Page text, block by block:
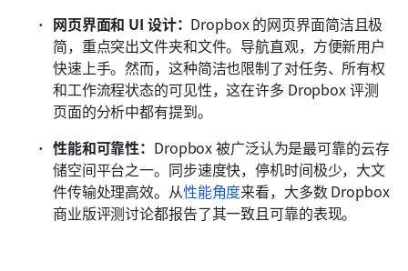
网页界面和 UI 设计： Dropbox 的网页界面简洁且极
简，重点突出文件夹和文件。导航直观，方便新用户
快速上手。然而，这种简洁也限制了对任务、所有权
和工作流程状态的可见性，这在许多 Dropbox 评测
页面的分析中都有提到。
性能和可靠性： Dropbox 被广泛认为是最可靠的云存
储空间平台之一。同步速度快，停机时间极少，大文
件传输处理高效。从性能角度来看，大多数 Dropbox
商业版评测讨论都报告了其一致且可靠的表现。